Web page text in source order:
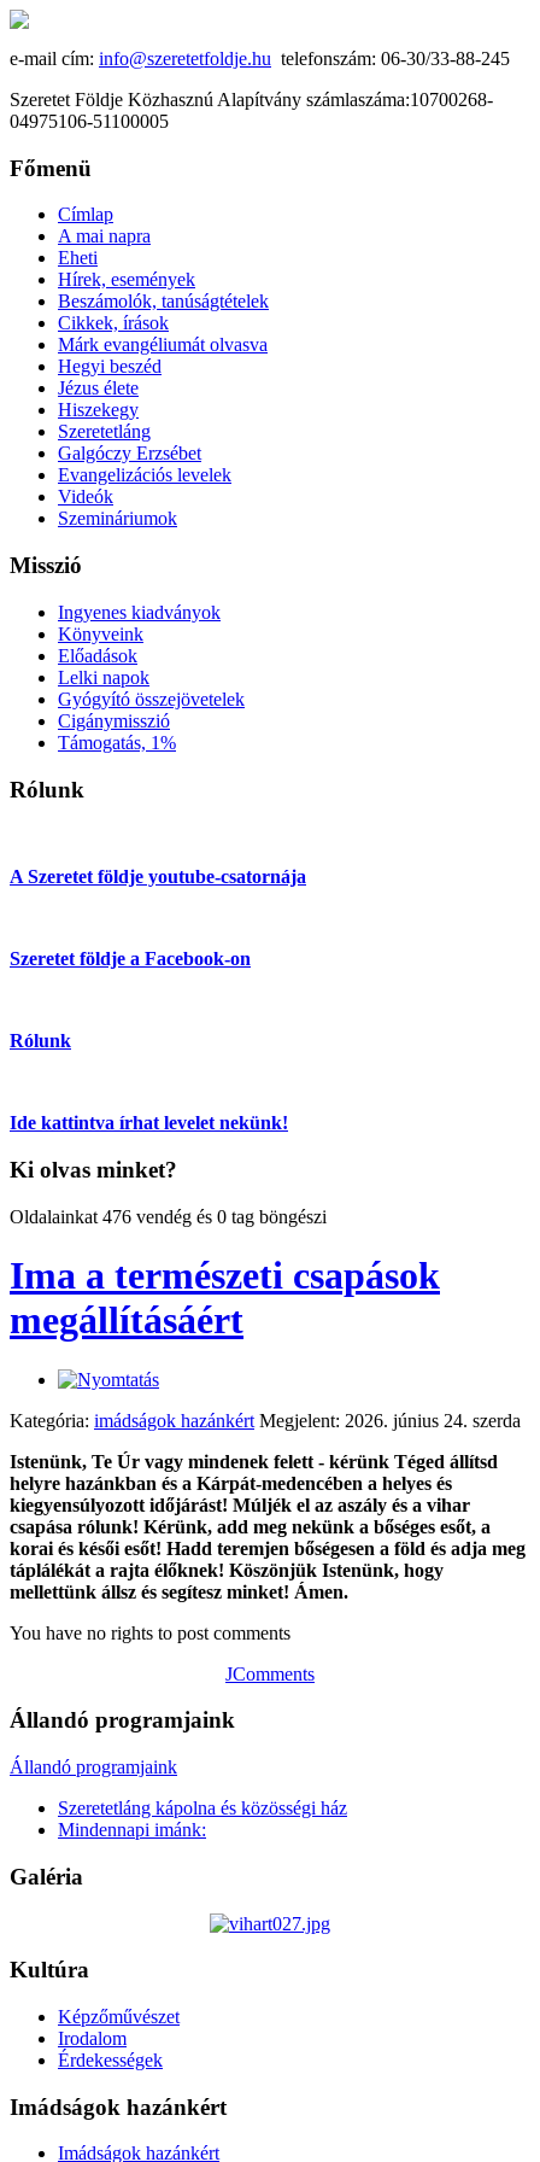
e-mail cím: info@szeretetfoldje.hu telefonszám: 06-30/33-88-245
Szeretet Földje Közhasznú Alapítvány számlaszáma:10700268-
04975106-51100005
Főmenü
Címlap
A mai napra
Eheti
Hírek, események
Beszámolók, tanúságtételek
Cikkek, írások
Márk evangéliumát olvasva
Hegyi beszéd
Jézus élete
Hiszekegy
Szeretetláng
Galgóczy Erzsébet
Evangelizációs levelek
Videók
Szemináriumok
Misszió
Ingyenes kiadványok
Könyveink
Előadások
Lelki napok
Gyógyító összejövetelek
Cigánymisszió
Támogatás, 1%
Rólunk
A Szeretet földje youtube-csatornája
Szeretet földje a Facebook-on
Rólunk
Ide kattintva írhat levelet nekünk!
Ki olvas minket?
Oldalainkat 476 vendég és 0 tag böngészi
Ima a természeti csapások
megállításáért
Kategória: imádságok hazánkért Megjelent: 2026. június 24. szerda
Istenünk, Te Úr vagy mindenek felett - kérünk Téged állítsd
helyre hazánkban és a Kárpát-medencében a helyes és
kiegyensúlyozott időjárást! Múljék el az aszály és a vihar
csapása rólunk! Kérünk, add meg nekünk a bőséges esőt, a
korai és késői esőt! Hadd teremjen bőségesen a föld és adja meg
táplálékát a rajta élőknek! Köszönjük Istenünk, hogy
mellettünk állsz és segítesz minket! Ámen.
You have no rights to post comments
JComments
Állandó programjaink
Állandó programjaink
Szeretetláng kápolna és közösségi ház
Mindennapi imánk:
Galéria
Kultúra
Képzőművészet
Irodalom
Érdekességek
Imádságok hazánkért
Imádságok hazánkért